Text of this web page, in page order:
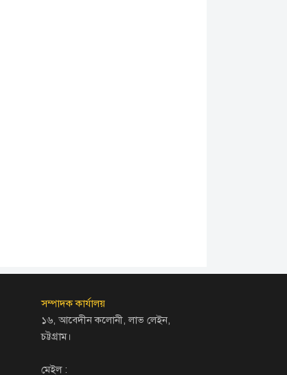
সম্পাদক কার্যালয়
১৬, আবেদীন কলোনী, লাভ লেইন,
চট্টগ্রাম।
মেইল :